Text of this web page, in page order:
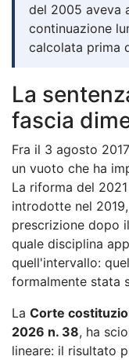
del 2005 aveva
continuazione
calcolata prima
La
fascia
Fra il 3 agosto
un vuoto che ha
La riforma del
introdotte nel
prescrizione dopo
quale disciplina
quell'intervallo:
formalmente stata
La Corte
2026 n. 38, ha
lineare: il risultato